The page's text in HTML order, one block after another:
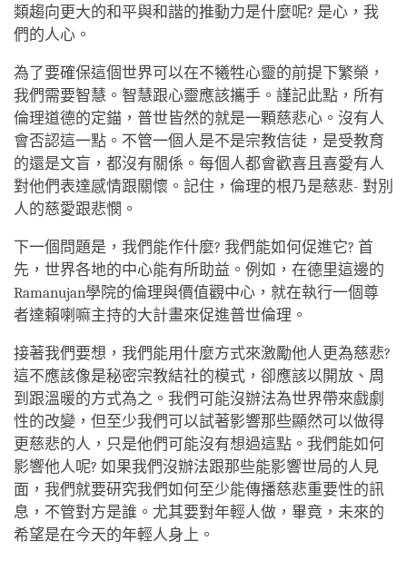
類趨向更大的和平與和諧的推動力是什麼呢? 是心，我
們的人心。
為了要確保這個世界可以在不犧牲心靈的前提下繁榮，
我們需要智慧。智慧跟心靈應該攜手。謹記此點，所有
倫理道德的定錨，普世皆然的就是一顆慈悲心。沒有人
會否認這一點。不管一個人是不是宗教信徒，是受教育
的還是文盲，都沒有關係。每個人都會歡喜且喜愛有人
對他們表達感情跟關懷。記住，倫理的根乃是慈悲- 對別
人的慈愛跟悲憫。
下一個問題是，我們能作什麼? 我們能如何促進它? 首
先，世界各地的中心能有所助益。例如，在德里這邊的
Ramanujan學院的倫理與價值觀中心，就在執行一個尊
者達賴喇嘛主持的大計畫來促進普世倫理。
接著我們要想，我們能用什麼方式來激勵他人更為慈悲?
這不應該像是秘密宗教結社的模式，卻應該以開放、周
到跟溫暖的方式為之。我們可能沒辦法為世界帶來戲劇
性的改變，但至少我們可以試著影響那些顯然可以做得
更慈悲的人，只是他們可能沒有想過這點。我們能如何
影響他人呢? 如果我們沒辦法跟那些能影響世局的人見
面，我們就要研究我們如何至少能傳播慈悲重要性的訊
息，不管對方是誰。尤其要對年輕人做，畢竟，未來的
希望是在今天的年輕人身上。